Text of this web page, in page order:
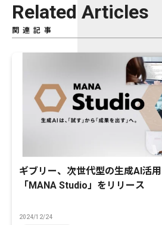
Related Articles
関連記事
ギブリー、次世代型の生成AI活
「MANA Studio」をリリース
2024/12/24